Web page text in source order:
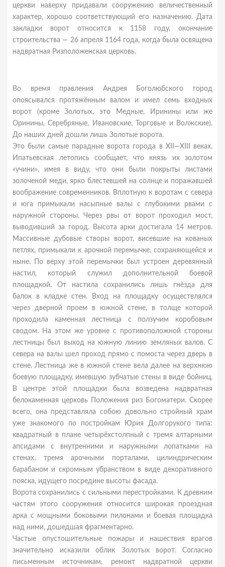
церкви наверху придавали сооружению величественный
характер, хорошо соответствующий его назначению. Дата
закладки ворот относится к 1158 году, окончание
строительства — 26 апреля 1164 года, когда была освящена
надвратная Ризположенская церковь.
Во время правления Андрея Боголюбского город
опоясывался протяжённым валом и имел семь входных
ворот (кроме Золотых, это Медные, Иринины или же
Оринины, Серебряные, Ивановские, Торговые и Волжские).
До наших дней дошли лишь Золотые ворота.
Это были самые парадные ворота города в XII—XIII веках.
Ипатьевская летопись сообщает, что князь их золотом
«учини», имея в виду, что они были покрыты листами
золоченой меди, ярко блестевшей на солнце и поражавшей
воображение современников. Вплотную к воротам с севера
и юга примыкали насыпные валы с глубокими рвами с
наружной стороны. Через рвы от ворот проходил мост,
выводивший за город. Высота арки достигала 14 метров.
Массивные дубовые створы ворот, висевшие на кованых
петлях, примыкали к арочной перемычке, сохраняющейся и
ныне. По верху этой перемычки был устроен деревянный
настил, который служил дополнительной боевой
площадкой. От настила сохранились лишь гнёзда для
балок в кладке стен. Вход на площадку осуществлялся
через дверной проем в южной стене, в толще которой
проходила каменная лестница с ползучим коробовым
сводом. На этом же уровне с противоположной стороны
лестницы был выход на южную линию земляных валов. С
севера на валы шел проход прямо с помоста через дверь в
стене. Лестница же в южной стене вела далее на верхнюю
боевую площадку, имевшую зубчатые стены в виде бойниц.
В центре этой площадки была возведена надвратная
белокаменная церковь Положения риз Богоматери. Скорее
всего, она представляла собою довольно стройный храм
уже знакомого по постройкам Юрия Долгорукого типа:
квадратный в плане четырёхстолпный с тремя алтарными
апсидами с внутренними и наружными лопатками на
стенах, тремя арочными порталами, цилиндрическим
барабаном и скромным убранством в виде декоративного
пояска, идущего посредине высоты фасада.
Ворота сохранились с сильными перестройками. К древним
частям этого сооружения относится широкая проездная
арка с мощными боковыми пилонами и боевая площадка
над ними, дошедшая фрагментарно.
Частые опустошительные пожары и нашествия врагов
значительно исказили облик Золотых ворот. Согласно
письменным источникам, ремонт надвратной церкви